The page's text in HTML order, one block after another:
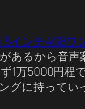
5インチ4GB
あるから音
1万5000円程
グに持って